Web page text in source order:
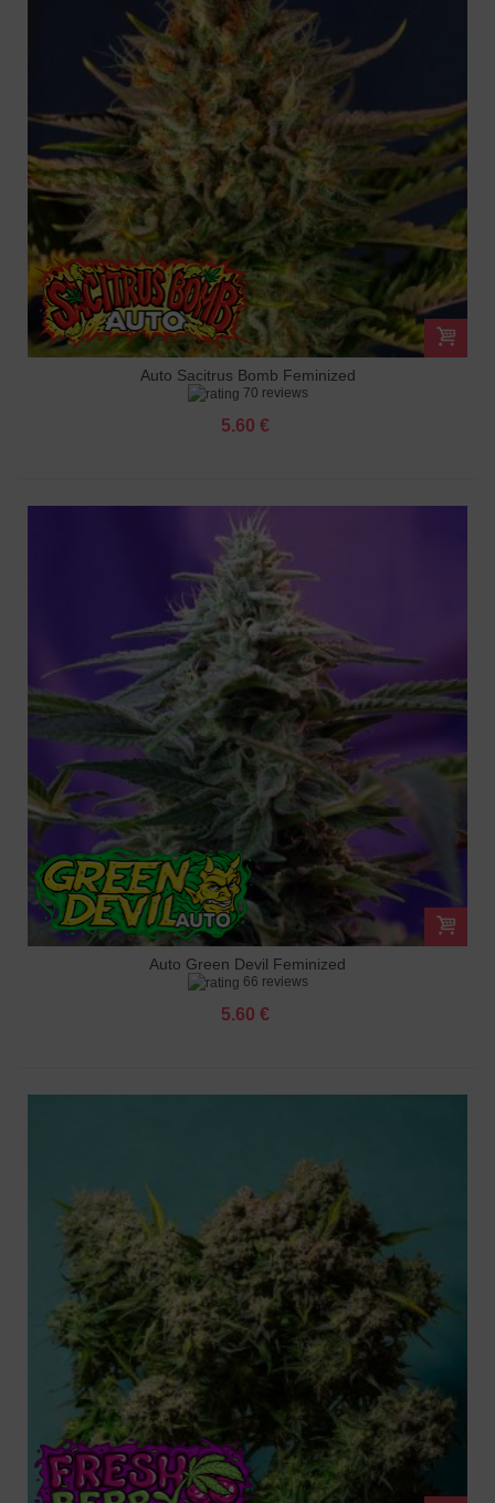
Auto Sacitrus Bomb Feminized
70 reviews
5.60 €
Auto Green Devil Feminized
66 reviews
5.60 €